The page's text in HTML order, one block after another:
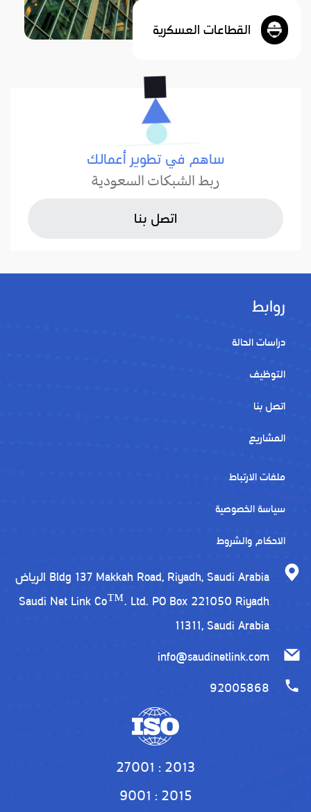
القطاعات العسكرية
ساهم في تطوير أعمالك
ربط الشبكات السعودية
اتصل بنا
روابط
دراسات الحالة
التوظيف
اتصل بنا
المشاريع
ملفات الارتباط
سياسة الخصوصية
الاحكام والشروط
الرياض Bldg 137 Makkah Road, Riyadh, Saudi Arabia
Saudi Net Link Co™. Ltd. PO Box 221050 Riyadh
11311, Saudi Arabia
info@saudinetlink.com
92005868
27001 : 2013
9001 : 2015